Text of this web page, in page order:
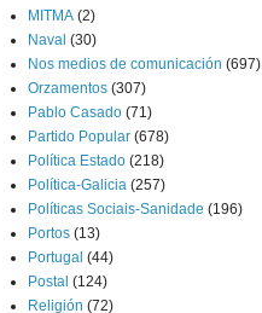
MITMA (2)
Naval (30)
Nos medios de comunicación (697)
Orzamentos (307)
Pablo Casado (71)
Partido Popular (678)
Política Estado (218)
Política-Galicia (257)
Políticas Sociais-Sanidade (196)
Portos (13)
Portugal (44)
Postal (124)
Religión (72)